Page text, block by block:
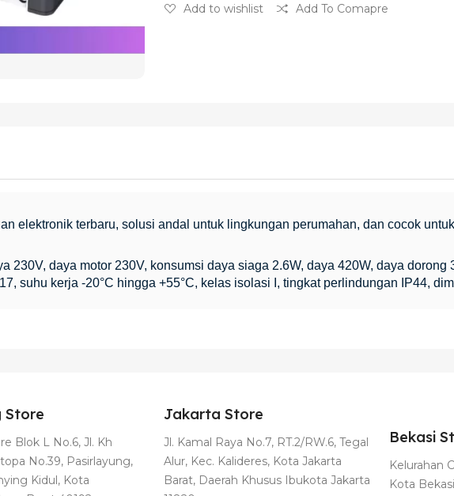
Add to wishlist Add To Comapre
elektronik terbaru, solusi andal untuk lingkungan perumahan, dan cocok
230V, daya motor 230V, konsumsi daya siaga 2.6W, daya 420W, daya dorong
suhu kerja -20°C hingga +55°C, kelas isolasi I, tingkat perlindungan IP44,
Store
Blok L No.6, Jl. Kh
No.39, Pasirlayung,
Kidul, Kota
Jakarta Store
Jl. Kamal Raya No.7, RT.2/RW.6, Tegal
Alur, Kec. Kalideres, Kota Jakarta
Barat, Daerah Khusus Ibukota Jakarta
Bekasi
Kelurahan
Kota